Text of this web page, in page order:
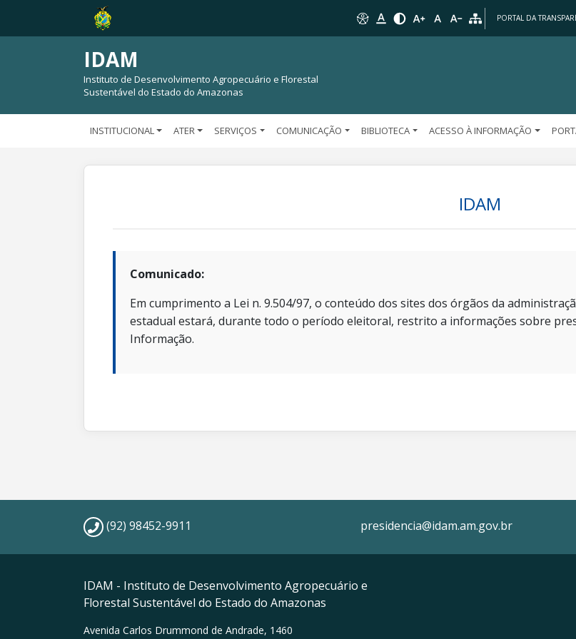
PORTAL DA
IDAM
Instituto de Desenvolvimento Agropecuário e Florestal
Sustentável do Estado do Amazonas
INSTITUCIONAL ATER SERVIÇOS COMUNICAÇÃO BIBLIOTECA ACESSO À INFORMAÇÃO
IDAM
Comunicado:
Em cumprimento a Lei n. 9.504/97, o conteúdo dos sites dos órgãos da
estadual estará, durante todo o período eleitoral, restrito a informações sobre
Informação.
(92) 98452-9911 presidencia@idam.am.gov.br
IDAM - Instituto de Desenvolvimento Agropecuário e
Florestal Sustentável do Estado do Amazonas
Avenida Carlos Drummond de Andrade, 1460